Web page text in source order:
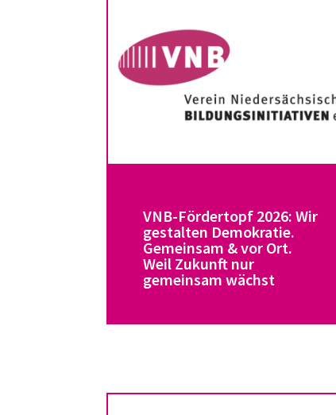
VNB-Fördertopf 2026: Wir
gestalten Demokratie.
Gemeinsam & vor Ort.
Weil Zukunft nur
gemeinsam wächst